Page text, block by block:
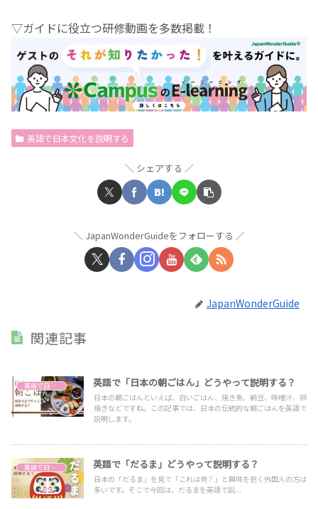
▽ガイドに役立つ研修動画を多数掲載！
英語で日本文化を説明する
シェアする
JapanWonderGuideをフォローする
JapanWonderGuide
関連記事
英語で日本文化を説明する 英語で「日本の朝ごはん」どうやって説明する？
日本の朝ごはんといえば、白いごはん、焼き魚、納豆、味噌汁、卵
焼きなどですね。この記事では、日本の伝統的な朝ごはんを英語で
説明します。
英語で日本文化を説明する 英語で「だるま」どうやって説明する？
日本の「だるま」を見て「これは何？」と興味を抱く外国人の方は
多いです。そこで今回は、だるまを英語で説...